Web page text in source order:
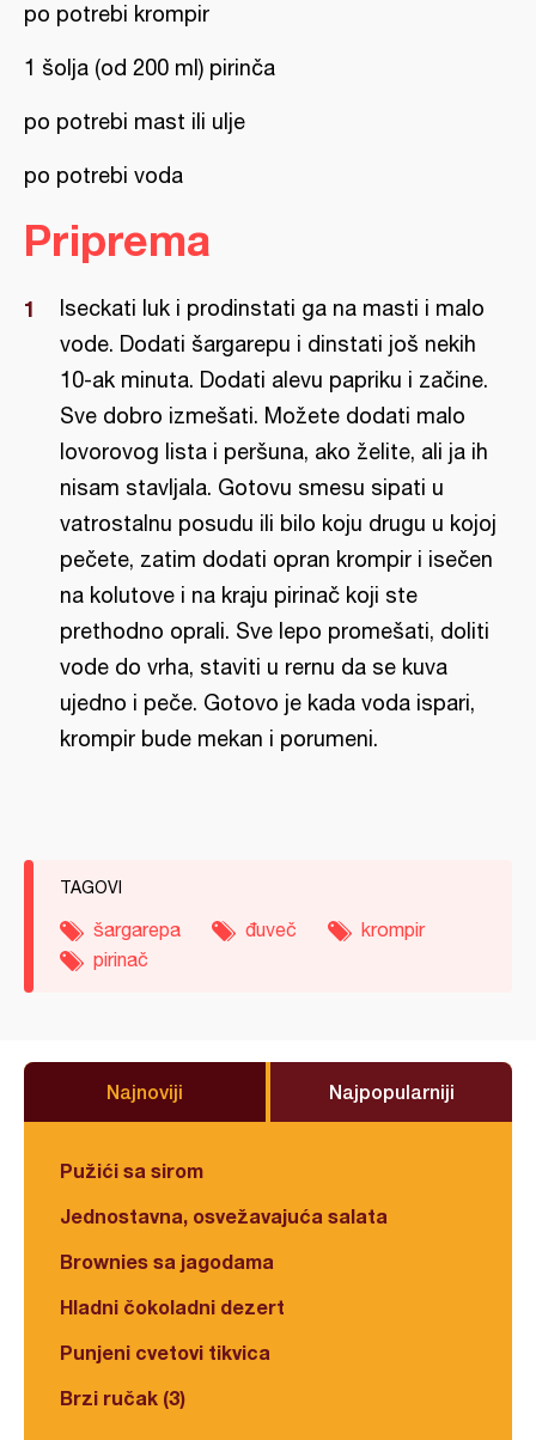
po potrebi krompir
1 šolja (od 200 ml) pirinča
po potrebi mast ili ulje
po potrebi voda
Priprema
Iseckati luk i prodinstati ga na masti i malo
vode. Dodati šargarepu i dinstati još nekih
10-ak minuta. Dodati alevu papriku i začine.
Sve dobro izmešati. Možete dodati malo
lovorovog lista i peršuna, ako želite, ali ja ih
nisam stavljala. Gotovu smesu sipati u
vatrostalnu posudu ili bilo koju drugu u kojoj
pečete, zatim dodati opran krompir i isečen
na kolutove i na kraju pirinač koji ste
prethodno oprali. Sve lepo promešati, doliti
vode do vrha, staviti u rernu da se kuva
ujedno i peče. Gotovo je kada voda ispari,
krompir bude mekan i porumeni.
TAGOVI
šargarepa đuveč
krompir
pirinač
Najnoviji Najpopularniji
Pužići sa sirom
Jednostavna, osvežavajuća salata
Brownies sa jagodama
Hladni čokoladni dezert
Punjeni cvetovi tikvica
Brzi ručak (3)